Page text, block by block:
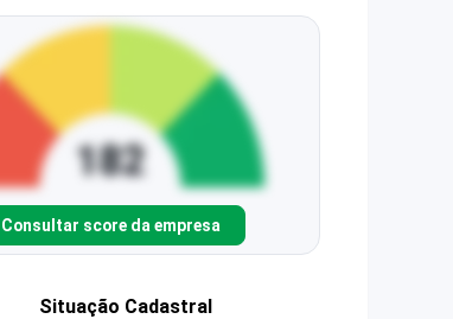
Consultar score da empresa
Situação Cadastral